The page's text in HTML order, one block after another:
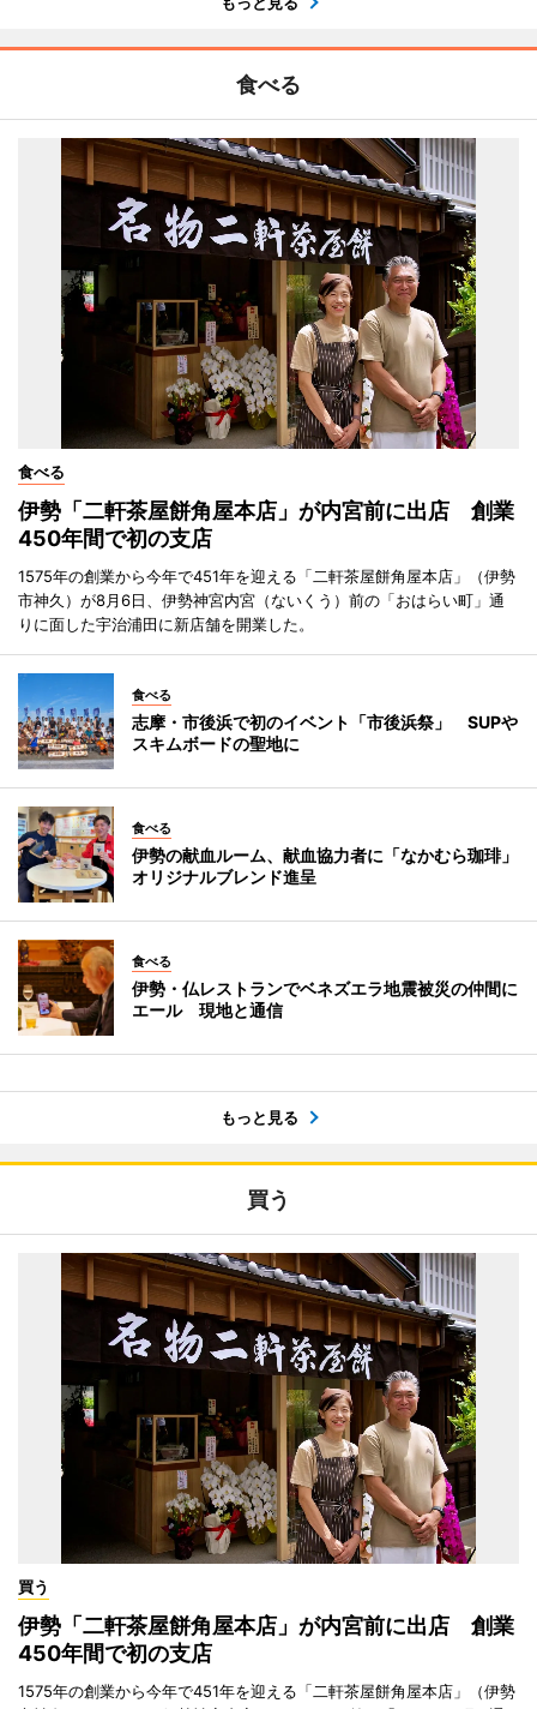
食べる
食べる
伊勢「二軒茶屋餅角屋本店」が内宮前に出店 創業
450年間で初の支店
1575年の創業から今年で451年を迎える「二軒茶屋餅角屋本店」（伊勢
市神久）が8月6日、伊勢神宮内宮（ないくう）前の「おはらい町」通
りに面した宇治浦田に新店舗を開業した。
食べる
志摩・市後浜で初のイベント「市後浜祭」 SUPや
スキムボードの聖地に
食べる
伊勢の献血ルーム、献血協力者に「なかむら珈琲」
オリジナルブレンド進呈
食べる
伊勢・仏レストランでベネズエラ地震被災の仲間に
エール 現地と通信
もっと見る
買う
買う
伊勢「二軒茶屋餅角屋本店」が内宮前に出店 創業
450年間で初の支店
1575年の創業から今年で451年を迎える「二軒茶屋餅角屋本店」（伊勢